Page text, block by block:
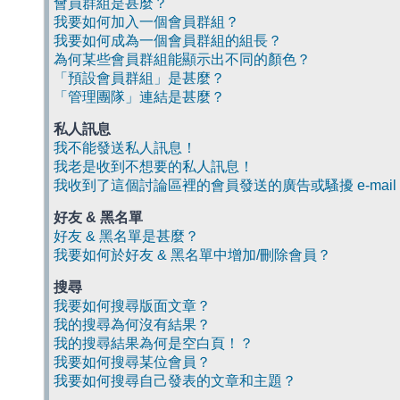
會員群組是甚麼？
我要如何加入一個會員群組？
我要如何成為一個會員群組的組長？
為何某些會員群組能顯示出不同的顏色？
「預設會員群組」是甚麼？
「管理團隊」連結是甚麼？
私人訊息
我不能發送私人訊息！
我老是收到不想要的私人訊息！
我收到了這個討論區裡的會員發送的廣告或騷擾 e-mail
好友 & 黑名單
好友 & 黑名單是甚麼？
我要如何於好友 & 黑名單中增加/刪除會員？
搜尋
我要如何搜尋版面文章？
我的搜尋為何沒有結果？
我的搜尋結果為何是空白頁！？
我要如何搜尋某位會員？
我要如何搜尋自己發表的文章和主題？